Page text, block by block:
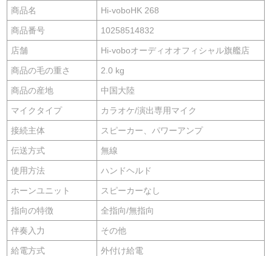
商品名 Hi-voboHK 268
商品番号 10258514832
店舗 Hi-voboオーディオオフィシャル旗艦店
商品の毛の重さ 2.0 kg
商品の産地 中国大陸
マイクタイプ カラオケ/演出専用マイク
接続主体 スピーカー、パワーアンプ
伝送方式 無線
使用方法 ハンドヘルド
ホーンユニット スピーカーなし
指向の特徴 全指向/無指向
伴奏入力 その他
給電方式 外付け給電